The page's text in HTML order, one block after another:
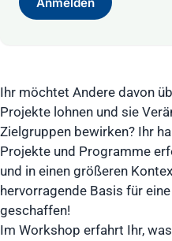
Anmelden
Ihr möchtet Andere davon
Projekte lohnen und sie
Zielgruppen bewirken? Ihr
Projekte und Programme
und in einen größeren
hervorragende Basis für
geschaffen!
Im Workshop erfahrt Ihr,